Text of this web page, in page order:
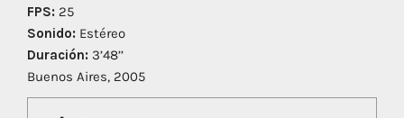
FPS: 25
Sonido: Estéreo
Duración: 3’48’’
Buenos Aires, 2005